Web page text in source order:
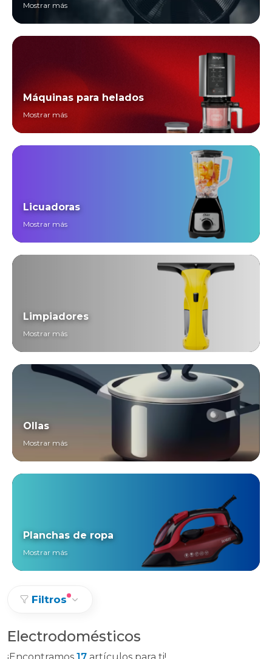
Mostrar más
Máquinas para helados
Mostrar más
Licuadoras
Mostrar más
Limpiadores
Mostrar más
Ollas
Mostrar más
Planchas de ropa
Mostrar más
Filtros
Electrodomésticos